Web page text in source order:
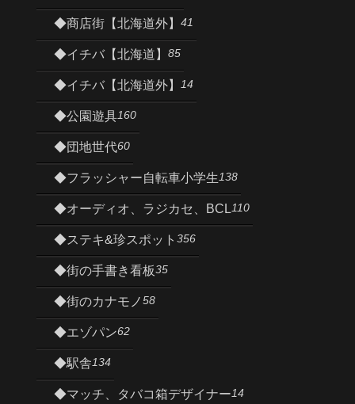
◆商店街【北海道外】 41
◆イチバ【北海道】 85
◆イチバ【北海道外】 14
◆公園遊具160
◆団地世代60
◆フラッシャー自転車小学生138
◆オーディオ、ラジカセ、BCL110
◆ステキ&珍スポット 356
◆街の手書き看板35
◆街のカナモノ58
◆エゾパン62
◆駅舎134
◆マッチ、タバコ箱デザイナー14